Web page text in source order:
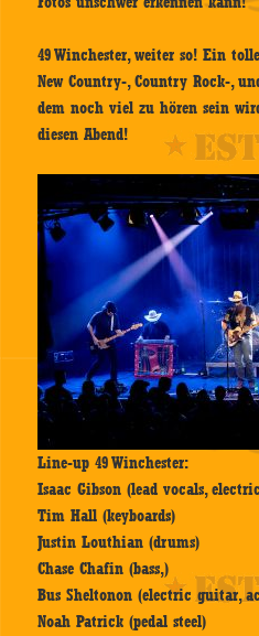
49 Winchester, weiter so! Ein
New Country-, Country Rock-,
dem noch viel zu hören sein
diesen Abend!
Line-up 49 Winchester:
Isaac Gibson (lead vocals,
Tim Hall (keyboards)
Justin Louthian (drums)
Chase Chafin (bass,)
Bus Sheltonon (electric guitar,
Noah Patrick (pedal steel)